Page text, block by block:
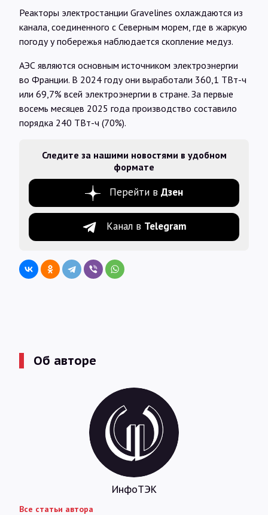
Реакторы электростанции Gravelines охлаждаются из
канала, соединенного с Северным морем, где в жаркую
погоду у побережья наблюдается скопление медуз.
АЭС являются основным источником электроэнергии
во Франции. В 2024 году они выработали 360,1 ТВт-ч
или 69,7% всей электроэнергии в стране. За первые
восемь месяцев 2025 года производство составило
порядка 240 ТВт-ч (70%).
Следите за нашими новостями в удобном
формате
Перейти в Дзен
Канал в Telegram
Об авторе
ИнфоТЭК
Все статьи автора